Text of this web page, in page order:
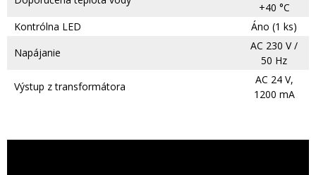
+40 °C
Kontrólna LED
Áno (1 ks)
Napájanie
AC 230 V /
50 Hz
Výstup z transformátora
AC 24 V,
1200 mA